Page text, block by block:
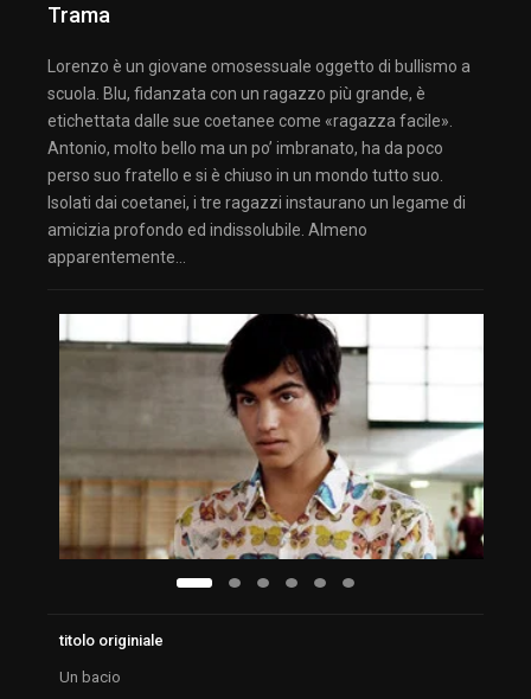
Trama
Lorenzo è un giovane omosessuale oggetto di bullismo a
scuola. Blu, fidanzata con un ragazzo più grande, è
etichettata dalle sue coetanee come «ragazza facile».
Antonio, molto bello ma un po’ imbranato, ha da poco
perso suo fratello e si è chiuso in un mondo tutto suo.
Isolati dai coetanei, i tre ragazzi instaurano un legame di
amicizia profondo ed indissolubile. Almeno
apparentemente…
titolo originiale
Un bacio